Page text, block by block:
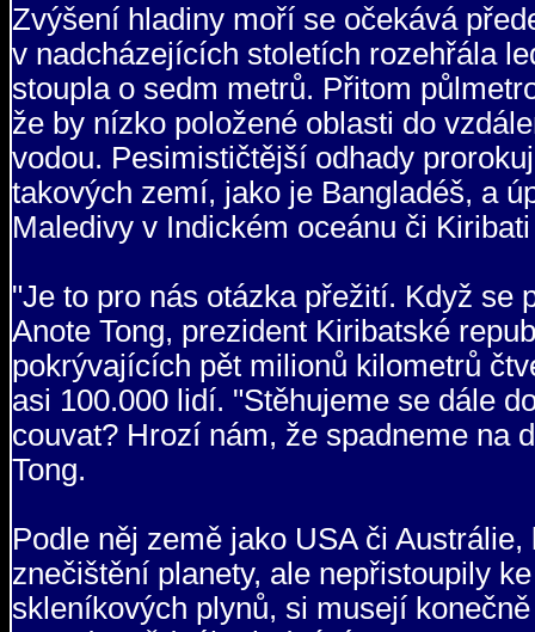
Zvýšení hladiny moří se očekává
v nadcházejících stoletích rozehřála
stoupla o sedm metrů. Přitom
že by nízko položené oblasti do
vodou. Pesimističtější odhady
takových zemí, jako je Bangladéš, a
Maledivy v Indickém oceánu či
"Je to pro nás otázka přežití. Když se
Anote Tong, prezident Kiribatské
pokrývajících pět milionů kilometrů
asi 100.000 lidí. "Stěhujeme se dále
couvat? Hrozí nám, že spadneme na
Tong.
Podle něj země jako USA či
znečištění planety, ale nepřistoupily
skleníkových plynů, si musejí